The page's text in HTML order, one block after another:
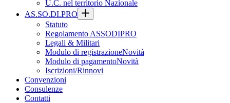
U.C. nel territorio Nazionale
AS.SO.DI.PRO
Statuto
Regolamento ASSODIPRO
Legali & Militari
Modulo di registrazioneNovità
Modulo di pagamentoNovità
Iscrizioni/Rinnovi
Convenzioni
Consulenze
Contatti